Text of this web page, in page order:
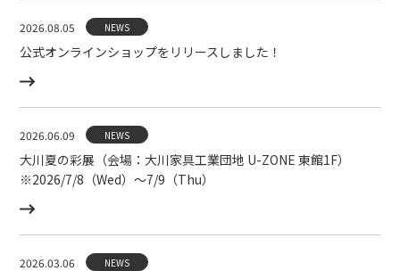
2026.08.05 NEWS
公式オンラインショップをリリースしました！
2026.06.09 NEWS
大川夏の彩展（会場：大川家具工業団地 U-ZONE 東館1F）
※2026/7/8（Wed）〜7/9（Thu）
2026.03.06 NEWS